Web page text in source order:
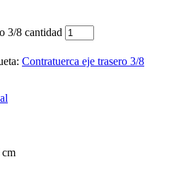
3/8 cantidad
Contratuerca eje trasero 3/8